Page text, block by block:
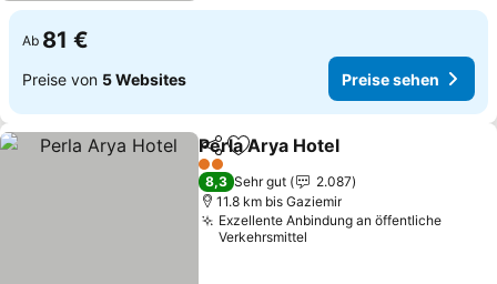
Ab 81 €
Preise von 5 Websites Preise sehen
TeilenZu Favoriten hinzufügen
Perla Arya Hotel
2 Sterne
8,3 Sehr gut
2.087
11.8 km bis Gaziemir
Exzellente Anbindung an öffentliche
Verkehrsmittel